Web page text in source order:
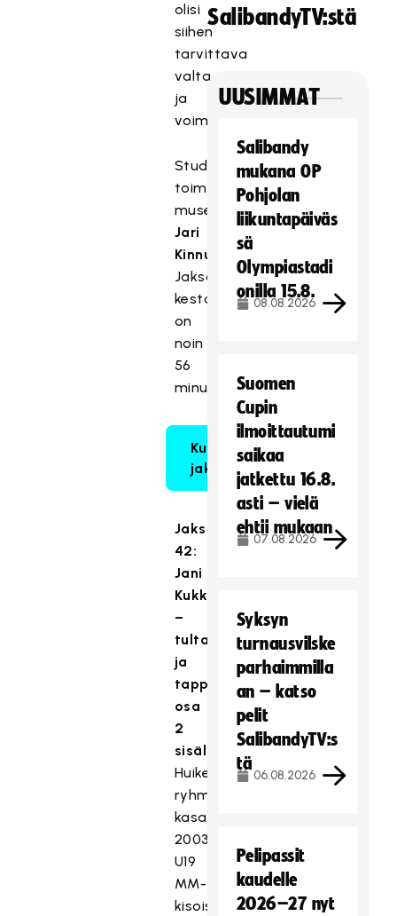
olisi
siihen
tarvittava
valta
ja
voima?
Studioisäntänä
toimii
museoukko
Jari
Kinnunen.
Jakson
kesto
on
noin
56
minuuttia.
Kuuntele
jakso 42
Jakso
42:
Jani
Kukkola
–
tulta
ja
tappuraa,
osa
2
sisältää:
Huikea
ryhmä
kasassa
2003
U19
MM-
kisoissa
SalibandyTV:stä
UUSIMMAT
Salibandy
mukana OP
Pohjolan
liikuntapäiväs
sä
Olympiastadi
onilla 15.8.
08.08.2026
Suomen
Cupin
ilmoittautumi
saikaa
jatkettu 16.8.
asti – vielä
ehtii mukaan
07.08.2026
Syksyn
turnausvilske
parhaimmilla
an – katso
pelit
SalibandyTV:s
tä
06.08.2026
Pelipassit
kaudelle
2026–27 nyt